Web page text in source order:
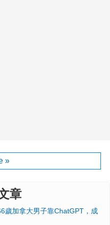
»
章
歲加拿大男子靠ChatGPT，成